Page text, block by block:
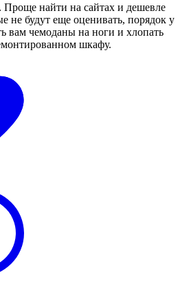
найти на сайтах и дешевле
не будут еще оценивать, порядок у
вам чемоданы на ноги и хлопать
шкафу.